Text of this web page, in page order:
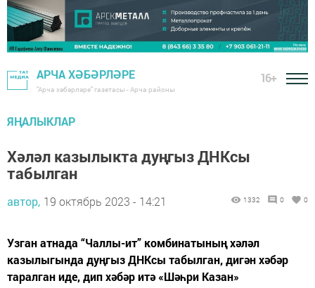
АРЧА ХӘБӘРЛӘРЕ
"Арча хәбәрләре" газетасы - Арча районы
16+
ЯҢАЛЫКЛАР
Хәләл казылыкта дуңгыз ДНКсы
табылган
автор, 19 октябрь 2023 - 14:21 1332 0 0
Узган атнада “Чаллы-ит” комбинатының хәләл
казылыгында дуңгыз ДНКсы табылган, дигән хәбәр
таралган иде, дип хәбәр итә «Шәһри Казан»